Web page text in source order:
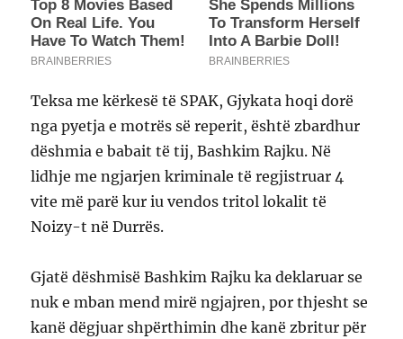
Teksa me kërkesë të SPAK, Gjykata hoqi dorë
nga pyetja e motrës së reperit, është zbardhur
dëshmia e babait të tij, Bashkim Rajku. Në
lidhje me ngjarjen kriminale të regjistruar 4
vite më parë kur iu vendos tritol lokalit të
Noizy-t në Durrës.
Gjatë dëshmisë Bashkim Rajku ka deklaruar se
nuk e mban mend mirë ngjajren, por thjesht se
kanë dëgjuar shpërthimin dhe kanë zbritur për